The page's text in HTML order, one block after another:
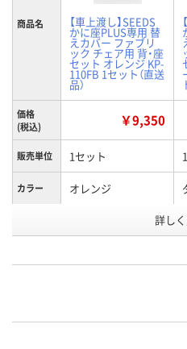
商品名 【車上渡し】SEEDS
かに座PLUS専用 替
えカバー ファブリ
ック チェア用 背・座
セット オレンジ KP-
110FB 1セット（直送
品）
価格
(税込)
￥9,350
販売単位 1セット
カラー オレンジ
お取り扱い終了しま
詳し